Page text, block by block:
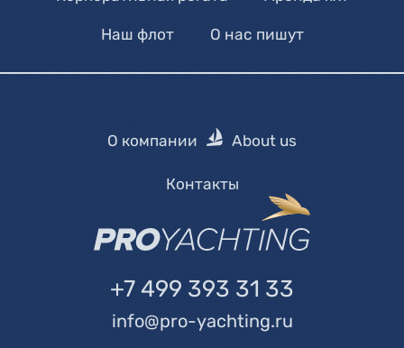
Наш флот О нас пишут
О компании About us
Контакты
+7 499 393 31 33
info@pro-yachting.ru